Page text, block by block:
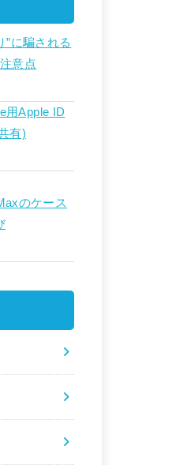
”に騙される
意点
用Apple ID
有)
のケース